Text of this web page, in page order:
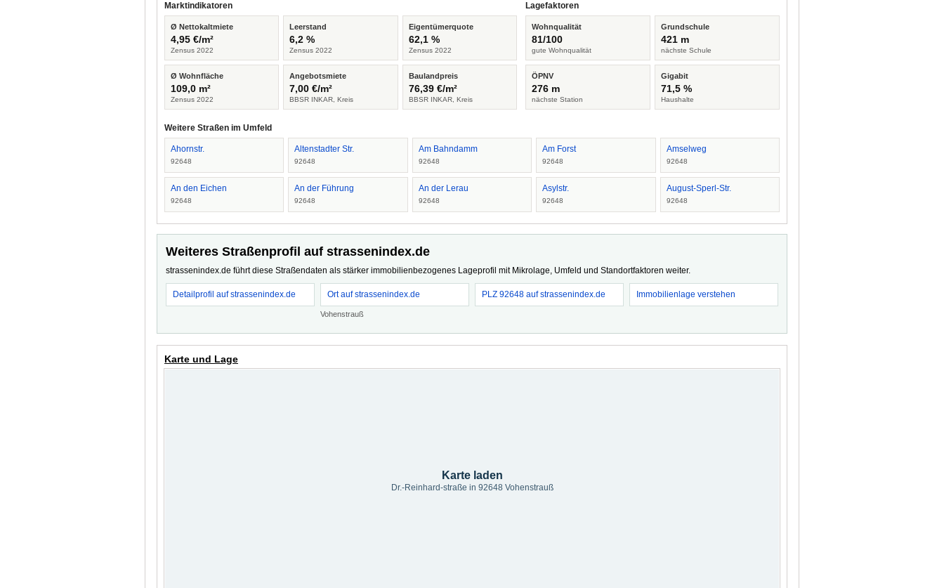
Marktindikatoren
Ø Nettokaltmiete
4,95 €/m²
Zensus 2022
Leerstand
6,2 %
Zensus 2022
Eigentümerquote
62,1 %
Zensus 2022
Ø Wohnfläche
109,0 m²
Zensus 2022
Angebotsmiete
7,00 €/m²
BBSR INKAR, Kreis
Baulandpreis
76,39 €/m²
BBSR INKAR, Kreis
Lagefaktoren
Wohnqualität
81/100
gute Wohnqualität
Grundschule
421 m
nächste Schule
ÖPNV
276 m
nächste Station
Gigabit
71,5 %
Haushalte
Weitere Straßen im Umfeld
Ahornstr.
92648
Altenstadter Str.
92648
Am Bahndamm
92648
Am Forst
92648
Amselweg
92648
An den Eichen
92648
An der Führung
92648
An der Lerau
92648
Asylstr.
92648
August-Sperl-Str.
92648
Weiteres Straßenprofil auf strassenindex.de
strassenindex.de führt diese Straßendaten als stärker immobilienbezogenes Lageprofil mit Mikrolage, Umfeld und Standortfaktoren weiter.
Detailprofil auf strassenindex.de Ort auf strassenindex.de
Vohenstrauß
PLZ 92648 auf strassenindex.de Immobilienlage verstehen
Karte und Lage
Karte laden
Dr.-Reinhard-straße in 92648 Vohenstrauß